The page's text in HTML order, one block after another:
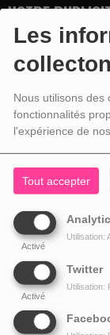
Les
Nous utilisons des
fonctionnalités
l'expérience de
Tout accepter
Activé
Utilisation:
Twitter
Activé
Utilisation:
VOTRE